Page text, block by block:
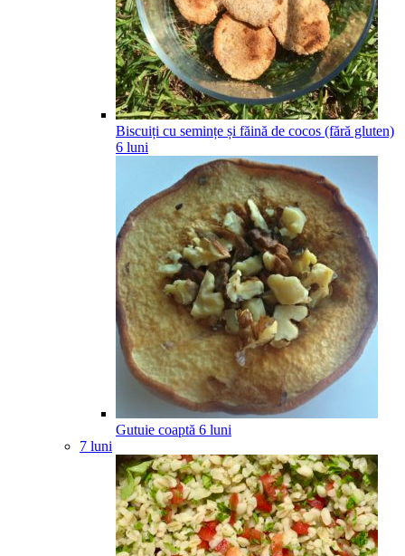
Biscuiți cu semințe și făină de cocos (fără gluten)
6 luni
Gutuie coaptă 6 luni
7 luni